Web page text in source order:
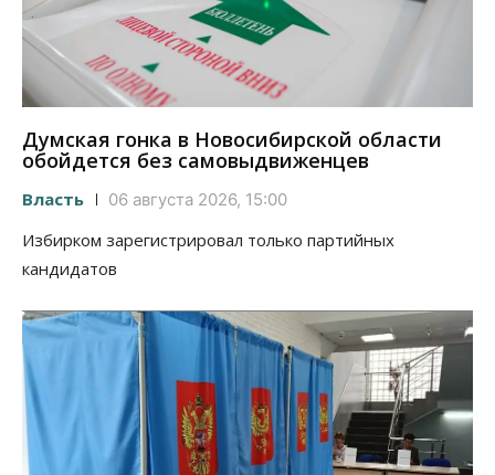
Думская гонка в Новосибирской области
обойдется без самовыдвиженцев
Власть 06 августа 2026, 15:00
Избирком зарегистрировал только партийных
кандидатов